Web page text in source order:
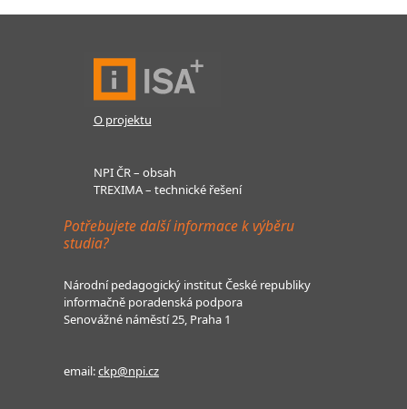
O projektu
NPI ČR – obsah
TREXIMA – technické řešení
Potřebujete další informace k výběru
studia?
Národní pedagogický institut České republiky
informačně poradenská podpora
Senovážné náměstí 25, Praha 1
email:ckp@npi.cz